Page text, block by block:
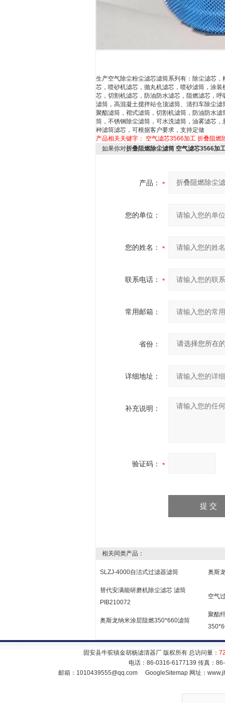
生产空气除尘粉尘滤芯滤筒系列有：除尘滤芯
芯，喷砂机滤芯，抛丸机滤芯，喷砂滤筒，涂
芯，切割机滤芯，防油防水滤芯，阻燃滤芯，
滤筒，高混凝土搅拌站仓顶滤筒、清扫车除尘
聚酯滤筒，褶式滤筒，切割机滤筒，防油防水
筒，不锈钢除尘滤筒，可水洗滤筒，油雾滤芯
种滤筒滤芯，可根据客户要求，支持定做
产品相关关键字： 空气滤芯3566加工 折叠阻燃
如果你对折叠阻燃除尘滤筒 空气滤芯3566加
产品：
您的单位：
您的姓名：
联系电话：
常用邮箱：
省份：
详细地址：
补充说明：
验证码：
相关同类产品：
SLZJ-4000自洁式过滤器滤筒 奥斯
替代安满能研磨机除尘滤芯 滤筒
PIB210072
空气
奥斯龙纳米涂层阻燃350*660滤筒
聚酯
固安县牛驼镇金胡杨滤清器厂 版权所有 总访问量：
电话：86-0316-6177139 传真：
邮箱： 1010439555@qq.com GoogleSitemap网址：